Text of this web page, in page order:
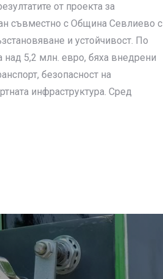
от проекта за
съвместно с Община Севлиево с
и устойчивост. По
над 5,2 млн. евро, бяха внедрени
безопасност на
инфраструктура. Сред